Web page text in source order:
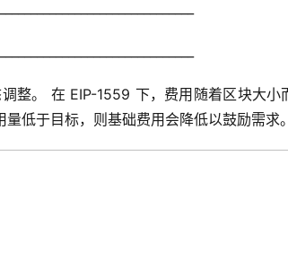
整。 在 EIP-1559 下，费用随着区块大小
低于目标，则基础费用会降低以鼓励需求。